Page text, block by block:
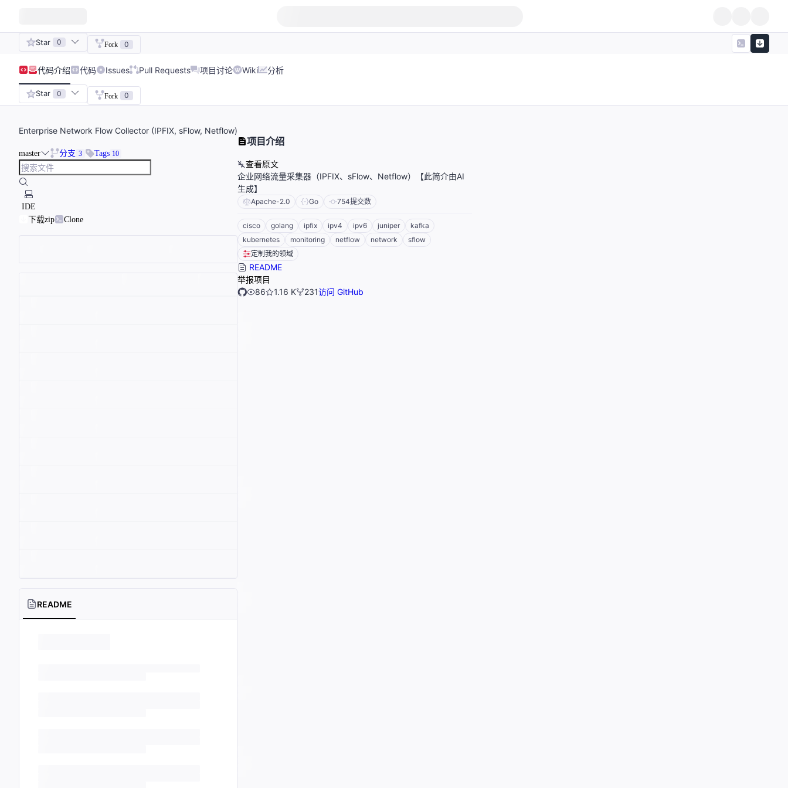
Star 0 Fork 0
代码介绍 代码 Issues Pull Requests 项目讨论 Wiki 分析
Star 0 Fork 0
Enterprise Network Flow Collector (IPFIX, sFlow, Netflow)
master 分支 3 Tags 10
IDE
下载zip
Clone
README
项目介绍
查看原文
企业网络流量采集器（IPFIX、sFlow、Netflow）【此简介由AI
生成】
Apache-2.0 Go 754提交数
cisco golang ipfix ipv4 ipv6 juniper
kafka
kubernetes
monitoring netflow network
sflow
定制我的领域
README
举报项目
86
1.16 K 231访问 GitHub